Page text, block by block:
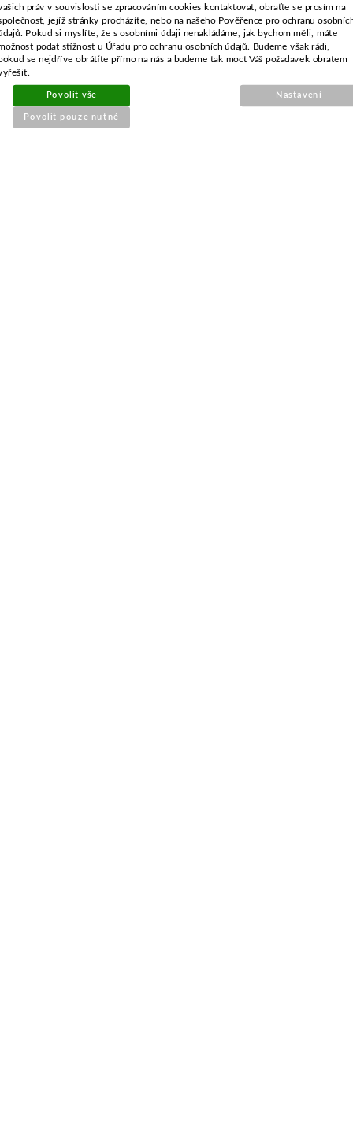
Objednací číslo:
E0-850112-01
práv v souvislosti se zpracováním cookies kontaktovat, obraťte se prosím na
jejíž stránky procházíte, nebo na našeho Pověřence pro ochranu
Pokud si myslíte, že s osobními údaji nenakládáme, jak bychom měli, máte
podat stížnost u Úřadu pro ochranu osobních údajů. Budeme však rádi,
se nejdříve obrátíte přímo na nás a budeme tak moct Váš požadavek obratem
Povolit vše
Povolit pouze nutné
Nastavení